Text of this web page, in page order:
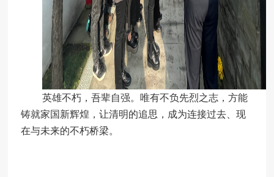
英雄不朽，吾辈自强。唯有不负先烈之志，方能
铸就家国新辉煌，让清明的追思，成为连接过去、现
在与未来的不朽桥梁。